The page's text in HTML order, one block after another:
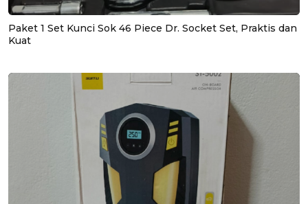
Paket 1 Set Kunci Sok 46 Piece Dr. Socket Set, Praktis dan
Kuat